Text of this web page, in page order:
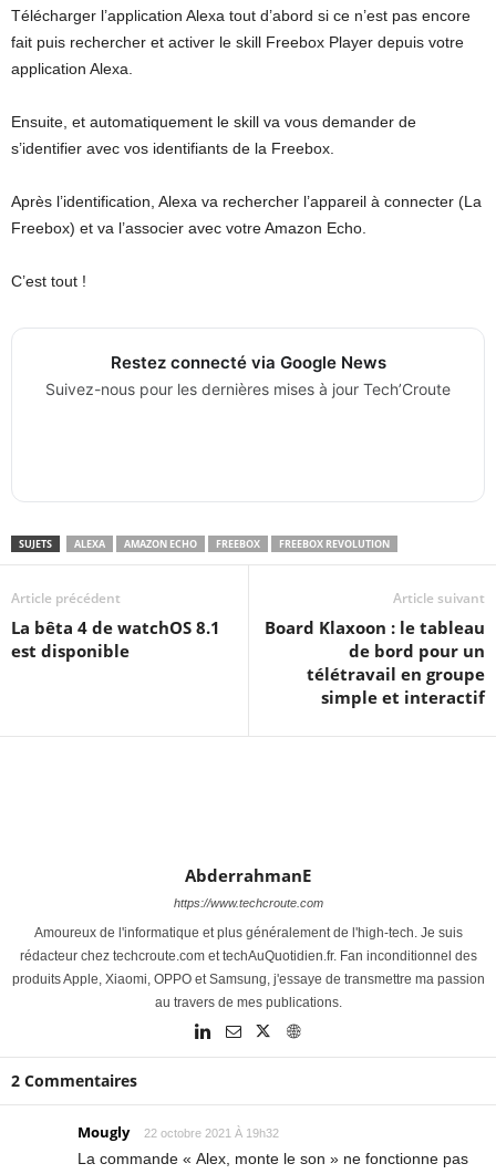
Télécharger l’application Alexa tout d’abord si ce n’est pas encore
fait puis rechercher et activer le skill Freebox Player depuis votre
application Alexa.
Ensuite, et automatiquement le skill va vous demander de
s’identifier avec vos identifiants de la Freebox.
Après l’identification, Alexa va rechercher l’appareil à connecter (La
Freebox) et va l’associer avec votre Amazon Echo.
C’est tout !
Restez connecté via Google News
Suivez-nous pour les dernières mises à jour Tech’Croute
SUJETS ALEXA AMAZON ECHO FREEBOX FREEBOX REVOLUTION
Article précédent
La bêta 4 de watchOS 8.1
est disponible
Article suivant
Board Klaxoon : le tableau
de bord pour un
télétravail en groupe
simple et interactif
AbderrahmanE
https://www.techcroute.com
Amoureux de l'informatique et plus généralement de l'high-tech. Je suis
rédacteur chez techcroute.com et techAuQuotidien.fr. Fan inconditionnel des
produits Apple, Xiaomi, OPPO et Samsung, j'essaye de transmettre ma passion
au travers de mes publications.
2 Commentaires
Mougly 22 octobre 2021 À 19h32
La commande « Alex, monte le son » ne fonctionne pas